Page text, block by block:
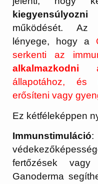
kiegyensúlyozni
működését. Az
lényege, hogy a
serkenti az
alkalmazkodni a
állapotához, és
erősíteni vagy
Ez kétféleképpen
Immunstimuláció
fertőzések
Ganoderma